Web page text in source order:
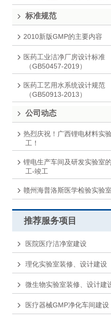
标准规范
2010新版GMP的主要内容
医药工业洁净厂房设计标准
（GB50457-2019）
医药工艺用水系统设计规范
（GB50913-2013）
公司动态
热烈庆祝！广西锂电材料实
工！
锂电生产车间及研发实验室
工-竣工
赣州海普洛斯医学检验实验
推荐服务项目
医院医疗洁净室建设
理化实验室装修、设计建设
微生物实验室装修、设计建
医疗器械GMP净化车间建设